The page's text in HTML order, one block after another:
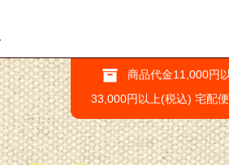
商品代金11,000円
33,000円以上(税込) 宅配